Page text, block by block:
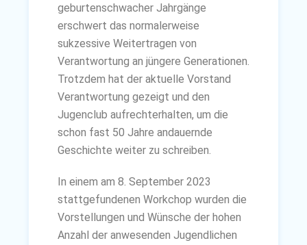
geburtenschwacher Jahrgänge
erschwert das normalerweise
sukzessive Weitertragen von
Verantwortung an jüngere Generationen.
Trotzdem hat der aktuelle Vorstand
Verantwortung gezeigt und den
Jugenclub aufrechterhalten, um die
schon fast 50 Jahre andauernde
Geschichte weiter zu schreiben.
In einem am 8. September 2023
stattgefundenen Workchop wurden die
Vorstellungen und Wünsche der hohen
Anzahl der anwesenden Jugendlichen